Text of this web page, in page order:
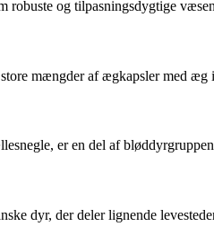
robuste og tilpasningsdygtige
mængder af ægkapsler med
er en del af
dyr, der deler lignende